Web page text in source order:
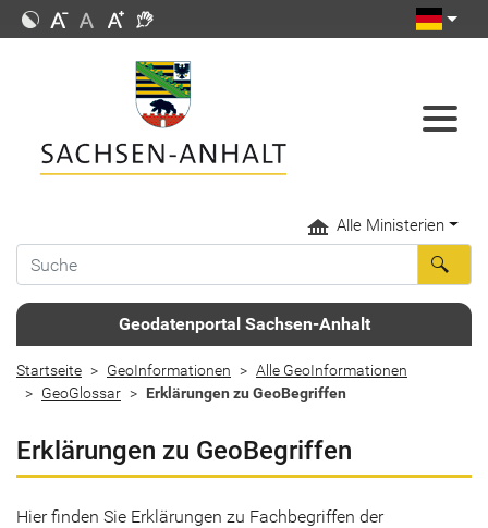
Alle Ministerien
Geodatenportal Sachsen-Anhalt
Startseite GeoInformationen
Alle GeoInformationen
GeoGlossar
Erklärungen zu GeoBegriffen
Erklärungen zu GeoBegriffen
Hier finden Sie Erklärungen zu Fachbegriffen der